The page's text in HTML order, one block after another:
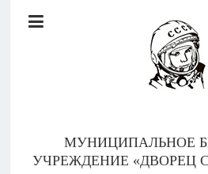
Документы
МУНИЦИПАЛЬНОЕ
УЧРЕЖДЕНИЕ «ДВОРЕЦ